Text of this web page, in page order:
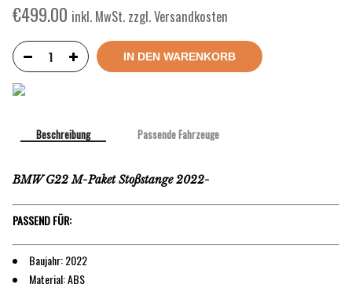
€499.00 inkl. MwSt. zzgl. Versandkosten
IN DEN WARENKORB
Beschreibung Passende Fahrzeuge
BMW G22 M-Paket Stoßstange 2022-
PASSEND FÜR:
Baujahr: 2022
Material: ABS